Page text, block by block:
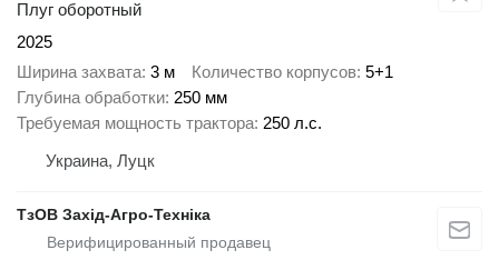
Плуг оборотный
2025
Ширина захвата 3 м Количество корпусов 5+1
Глубина обработки 250 мм
Требуемая мощность трактора 250 л.с.
Украина, Луцк
ТзОВ Захід-Агро-Техніка